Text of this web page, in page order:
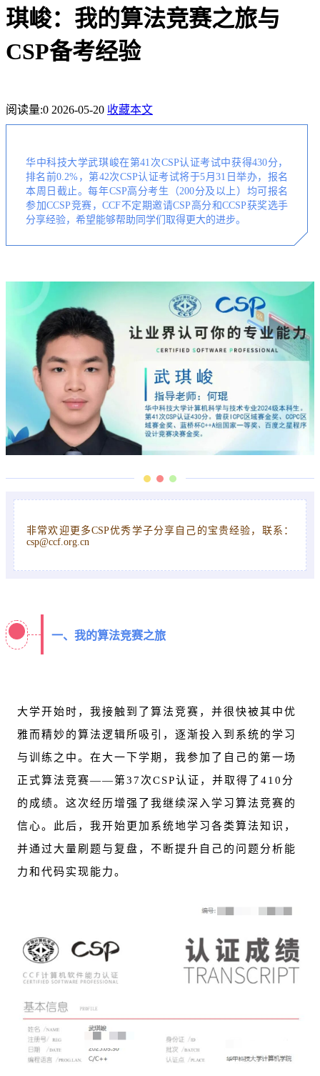
琪峻：我的算法竞赛之旅与
CSP备考经验
阅读量:0 2026-05-20 收藏本文
华中科技大学武琪峻在第41次CSP认证考试中获得430分，
排名前0.2%，第42次CSP认证考试将于5月31日举办，报名
本周日截止。每年CSP高分考生（200分及以上）均可报名
参加CCSP竞赛，CCF不定期邀请CSP高分和CCSP获奖选手
分享经验，希望能够帮助同学们取得更大的进步。
非常欢迎更多CSP优秀学子分享自己的宝贵经验，联系：
csp@ccf.org.cn
一、我的算法竞赛之旅
大学开始时，我接触到了算法竞赛，并很快被其中优
雅而精妙的算法逻辑所吸引，逐渐投入到系统的学习
与训练之中。在大一下学期，我参加了自己的第一场
正式算法竞赛——第37次CSP认证，并取得了410分
的成绩。这次经历增强了我继续深入学习算法竞赛的
信心。此后，我开始更加系统地学习各类算法知识，
并通过大量刷题与复盘，不断提升自己的问题分析能
力和代码实现能力。